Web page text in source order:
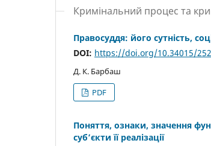
Кримінальний процес та
Правосуддя: його сутність,
DOI: https://doi.org/10.34015/
Д. К. Барбаш
PDF
Поняття, ознаки, значення
суб’єкти її реалізації